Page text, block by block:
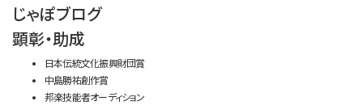
じゃぽブログ
顕彰・助成
日本伝統文化振興財団賞
中島勝祐創作賞
邦楽技能者オーディション